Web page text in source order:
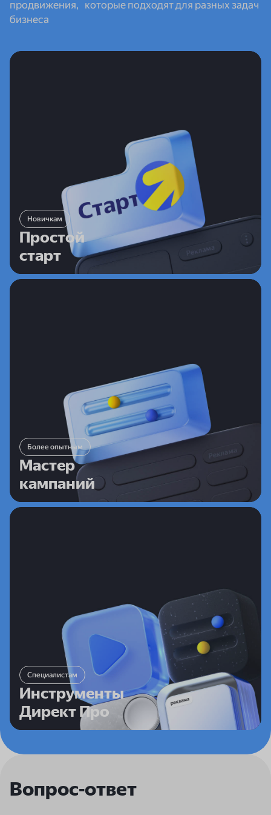
продвижения, которые подходят для разных задач
бизнеса
Простой
старт
Новичкам
Для тех, кто только начинает работать
с продвижением в интернете. Директ сам создаст
объявления, подберёт аудиторию и настроит
кампанию — достаточно указать ссылку на площадку
Мастер
кампаний
Более опытным
Более гибкий режим, где можно выбрать цели,
аудиторию и бюджет. Подходит предпринимателям,
которые хотят точнее управлять настройками
и результатами продвижения
Инструменты
Директ Про
Специалистам
Помогают продвигать товары и услуги на всех
площадках Яндекса и позволяют управлять
стратегией и эффективностью продвижения
максимально детально:
контекстный баннер
охватные кампании
единая перфоманс-кампания
Вопрос-ответ